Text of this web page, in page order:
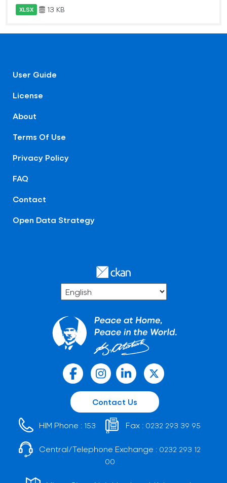
XLSX 13 KB
User Guide
License
About
Terms Of Use
Privacy Policy
FAQ
Contact
Open Data Strategy
Contact Us
HIM Phone : 153 Fax : 0232 293 39 95
Central/Telephone Exchange : 0232 293 12
00